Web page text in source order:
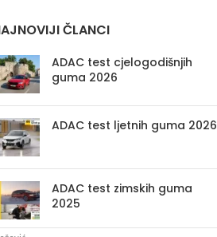
ČLANCI
ADAC test cjelogodišnjih
guma 2026
ADAC test ljetnih guma 2026
ADAC test zimskih guma
2025